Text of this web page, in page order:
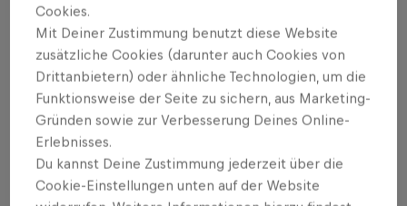
lassen - anders als bei klassischen Radrennen wie
Eschborn-Frankfurt- keine Atempause zu. Je
schneller der Führende, desto kürzer das „Grüne
Licht“ in der Folgerunde.
Bei fastsechsstündiger Rennactionmussten die
Teilnehmenden nicht nur starke Beine, sondern
auch Nervenstärke sowie nicht zuletzt das richtige
Cookies.
Mit Deiner Zustimmung benutzt diese Website
zusätzliche Cookies (darunter auch Cookies von
Drittanbietern) oder ähnliche Technologien, um die
Funktionsweise der Seite zu sichern, aus Marketing-
Gründen sowie zur Verbesserung Deines Online-
Erlebnisses.
Du kannst Deine Zustimmung jederzeit über die
Cookie-Einstellungen unten auf der Website